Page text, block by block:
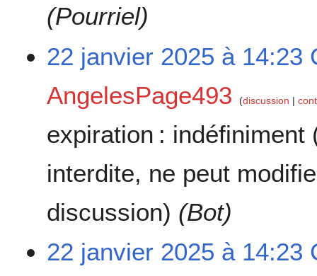
(Pourriel)
22 janvier 2025 à 14:23
AngelesPage493
discussion
expiration : indéfiniment
interdite, ne peut
discussion) (Bot)
22 janvier 2025 à 14:23